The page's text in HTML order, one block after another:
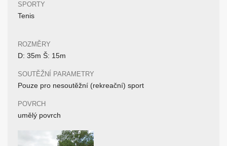
SPORTY
Tenis
ROZMĚRY
D: 35m Š: 15m
SOUTĚŽNÍ PARAMETRY
Pouze pro nesoutěžní (rekreační) sport
POVRCH
umělý povrch